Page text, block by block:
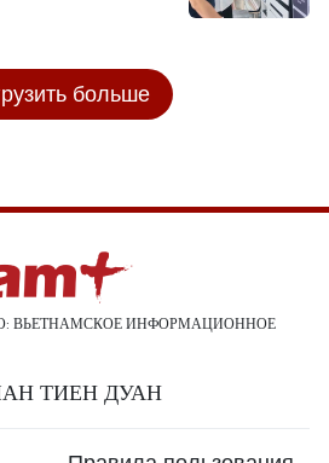
больше
ВЬЕТНАМСКОЕ ИНФОРМАЦИОННОЕ
ЧАН ТИЕН ДУАН